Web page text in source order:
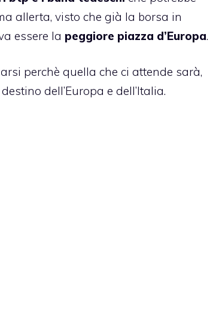
allerta, visto che già la borsa in
essere la peggiore piazza d’Europa.
perchè quella che ci attende sarà,
dell’Europa e dell’Italia.